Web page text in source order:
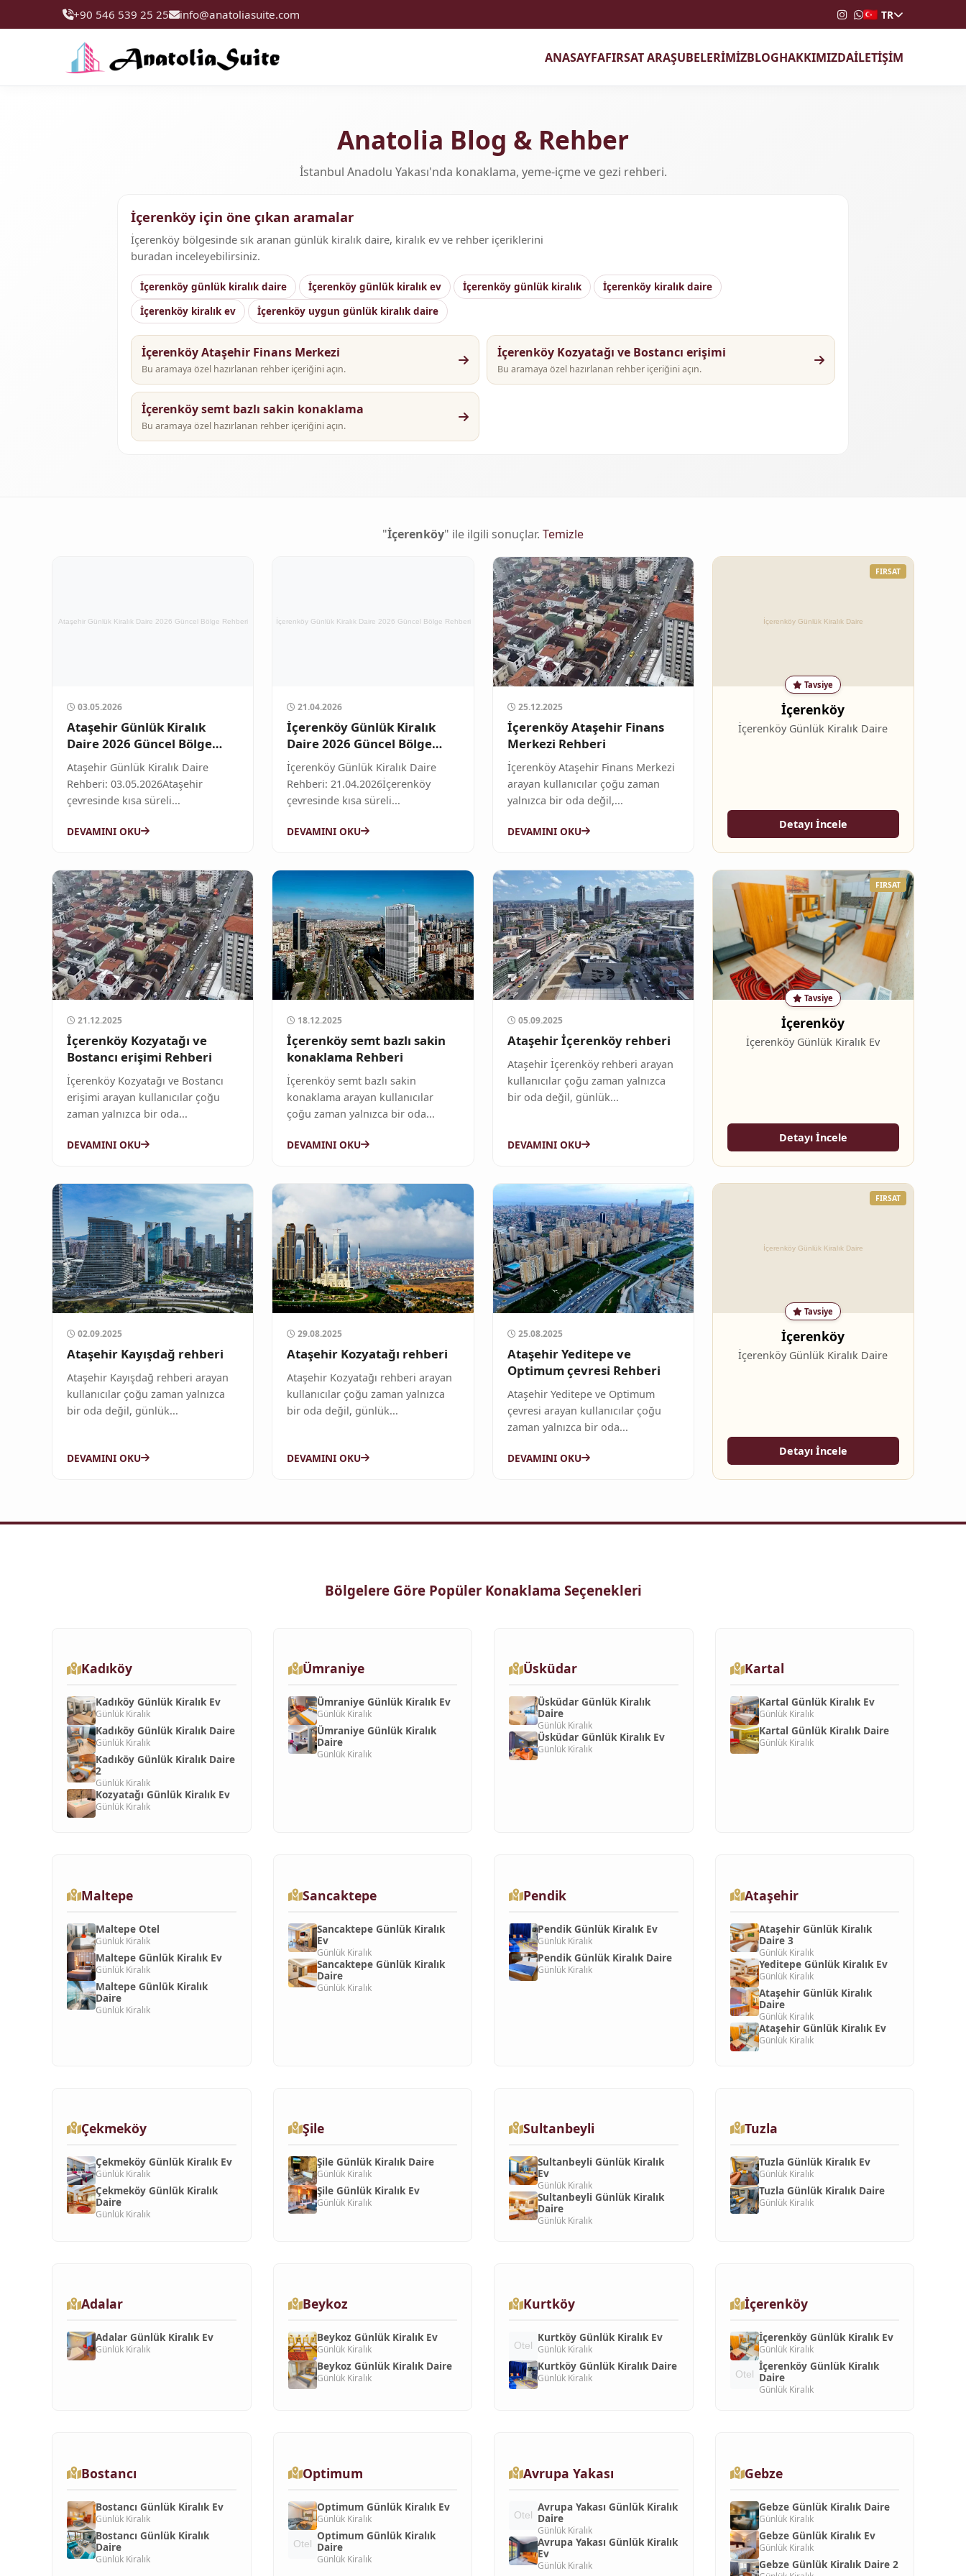
+90 546 539 25 25 info@anatoliasuite.com TR
ANASAYFAFIRSAT ARAŞUBELERİMİZBLOGHAKKIMIZDAİLETİŞİM
Anatolia Blog & Rehber
İstanbul Anadolu Yakası'nda konaklama, yeme-içme ve gezi rehberi.
İçerenköy için öne çıkan aramalar
İçerenköy bölgesinde sık aranan günlük kiralık daire, kiralık ev ve rehber içeriklerini
buradan inceleyebilirsiniz.
İçerenköy günlük kiralık daire İçerenköy günlük kiralık ev İçerenköy günlük kiralık
İçerenköy kiralık daire
İçerenköy kiralık ev
İçerenköy uygun günlük kiralık daire
İçerenköy Ataşehir Finans Merkezi
Bu aramaya özel hazırlanan rehber içeriğini açın.
İçerenköy Kozyatağı ve Bostancı erişimi
Bu aramaya özel hazırlanan rehber içeriğini açın.
İçerenköy semt bazlı sakin konaklama
Bu aramaya özel hazırlanan rehber içeriğini açın.
"İçerenköy" ile ilgili sonuçlar. Temizle
03.05.2026
Ataşehir Günlük Kiralık
Daire 2026 Güncel Bölge
Rehberi
Ataşehir Günlük Kiralık Daire
Rehberi: 03.05.2026Ataşehir
çevresinde kısa süreli...
DEVAMINI OKU
21.04.2026
İçerenköy Günlük Kiralık
Daire 2026 Güncel Bölge
Rehberi
İçerenköy Günlük Kiralık Daire
Rehberi: 21.04.2026İçerenköy
çevresinde kısa süreli...
DEVAMINI OKU
25.12.2025
İçerenköy Ataşehir Finans
Merkezi Rehberi
İçerenköy Ataşehir Finans Merkezi
arayan kullanıcılar çoğu zaman
yalnızca bir oda değil,...
DEVAMINI OKU
Tavsiye
İçerenköy
İçerenköy Günlük Kiralık Daire
Detayı İncele
21.12.2025
İçerenköy Kozyatağı ve
Bostancı erişimi Rehberi
İçerenköy Kozyatağı ve Bostancı
erişimi arayan kullanıcılar çoğu
zaman yalnızca bir oda...
DEVAMINI OKU
18.12.2025
İçerenköy semt bazlı sakin
konaklama Rehberi
İçerenköy semt bazlı sakin
konaklama arayan kullanıcılar
çoğu zaman yalnızca bir oda...
DEVAMINI OKU
05.09.2025
Ataşehir İçerenköy rehberi
Ataşehir İçerenköy rehberi arayan
kullanıcılar çoğu zaman yalnızca
bir oda değil, günlük...
DEVAMINI OKU
Tavsiye
İçerenköy
İçerenköy Günlük Kiralık Ev
Detayı İncele
02.09.2025
Ataşehir Kayışdağ rehberi
Ataşehir Kayışdağ rehberi arayan
kullanıcılar çoğu zaman yalnızca
bir oda değil, günlük...
DEVAMINI OKU
29.08.2025
Ataşehir Kozyatağı rehberi
Ataşehir Kozyatağı rehberi arayan
kullanıcılar çoğu zaman yalnızca
bir oda değil, günlük...
DEVAMINI OKU
25.08.2025
Ataşehir Yeditepe ve
Optimum çevresi Rehberi
Ataşehir Yeditepe ve Optimum
çevresi arayan kullanıcılar çoğu
zaman yalnızca bir oda...
DEVAMINI OKU
Tavsiye
İçerenköy
İçerenköy Günlük Kiralık Daire
Detayı İncele
Bölgelere Göre Popüler Konaklama Seçenekleri
Kadıköy
Kadıköy Günlük Kiralık Ev
Günlük Kiralık
Kadıköy Günlük Kiralık Daire
Günlük Kiralık
Kadıköy Günlük Kiralık Daire
2
Günlük Kiralık
Kozyatağı Günlük Kiralık Ev
Günlük Kiralık
Ümraniye
Ümraniye Günlük Kiralık Ev
Günlük Kiralık
Ümraniye Günlük Kiralık
Daire
Günlük Kiralık
Üsküdar
Üsküdar Günlük Kiralık
Daire
Günlük Kiralık
Üsküdar Günlük Kiralık Ev
Günlük Kiralık
Kartal
Kartal Günlük Kiralık Ev
Günlük Kiralık
Kartal Günlük Kiralık Daire
Günlük Kiralık
Maltepe
Maltepe Otel
Günlük Kiralık
Maltepe Günlük Kiralık Ev
Günlük Kiralık
Maltepe Günlük Kiralık
Daire
Günlük Kiralık
Sancaktepe
Sancaktepe Günlük Kiralık
Ev
Günlük Kiralık
Sancaktepe Günlük Kiralık
Daire
Günlük Kiralık
Pendik
Pendik Günlük Kiralık Ev
Günlük Kiralık
Pendik Günlük Kiralık Daire
Günlük Kiralık
Ataşehir
Ataşehir Günlük Kiralık
Daire 3
Günlük Kiralık
Yeditepe Günlük Kiralık Ev
Günlük Kiralık
Ataşehir Günlük Kiralık
Daire
Günlük Kiralık
Ataşehir Günlük Kiralık Ev
Günlük Kiralık
Çekmeköy
Çekmeköy Günlük Kiralık Ev
Günlük Kiralık
Çekmeköy Günlük Kiralık
Daire
Günlük Kiralık
Şile
Şile Günlük Kiralık Daire
Günlük Kiralık
Şile Günlük Kiralık Ev
Günlük Kiralık
Sultanbeyli
Sultanbeyli Günlük Kiralık
Ev
Günlük Kiralık
Sultanbeyli Günlük Kiralık
Daire
Günlük Kiralık
Tuzla
Tuzla Günlük Kiralık Ev
Günlük Kiralık
Tuzla Günlük Kiralık Daire
Günlük Kiralık
Adalar
Adalar Günlük Kiralık Ev
Günlük Kiralık
Beykoz
Beykoz Günlük Kiralık Ev
Günlük Kiralık
Beykoz Günlük Kiralık Daire
Günlük Kiralık
Kurtköy
Kurtköy Günlük Kiralık Ev
Günlük Kiralık
Kurtköy Günlük Kiralık Daire
Günlük Kiralık
İçerenköy
İçerenköy Günlük Kiralık Ev
Günlük Kiralık
İçerenköy Günlük Kiralık
Daire
Günlük Kiralık
Bostancı
Bostancı Günlük Kiralık Ev
Günlük Kiralık
Bostancı Günlük Kiralık
Daire
Günlük Kiralık
Optimum
Optimum Günlük Kiralık Ev
Günlük Kiralık
Optimum Günlük Kiralık
Daire
Günlük Kiralık
Avrupa Yakası
Avrupa Yakası Günlük Kiralık
Daire
Günlük Kiralık
Avrupa Yakası Günlük Kiralık
Ev
Günlük Kiralık
Gebze
Gebze Günlük Kiralık Daire
Günlük Kiralık
Gebze Günlük Kiralık Ev
Günlük Kiralık
Gebze Günlük Kiralık Daire 2